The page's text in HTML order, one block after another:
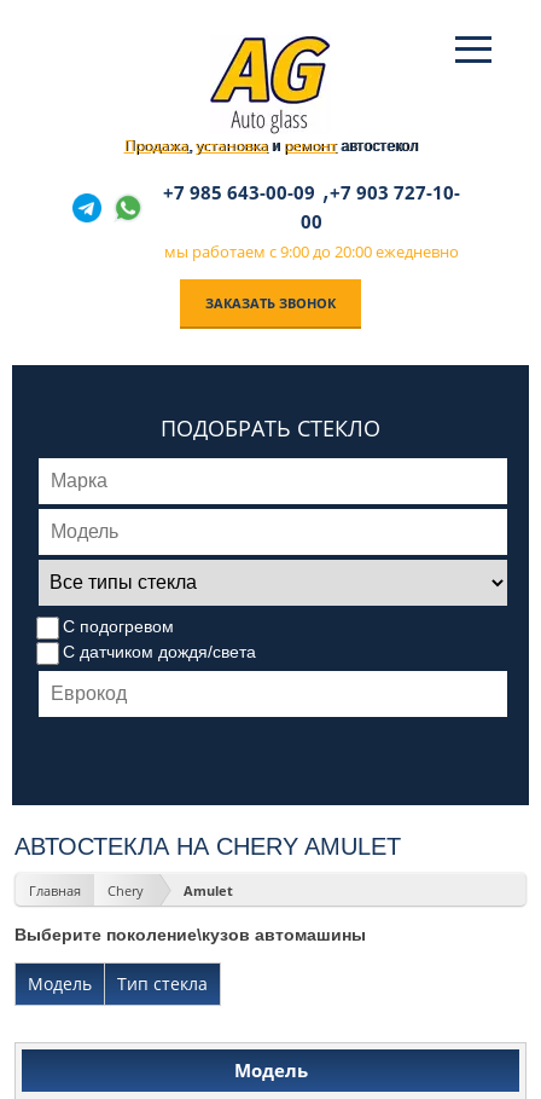
Продажа,установкаи ремонтавтостекол
+7 985 643-00-09 ,+7 903 727-10-
00
мы работаем с 9:00 до 20:00 ежедневно
ЗАКАЗАТЬ ЗВОНОК
ПОДОБРАТЬ СТЕКЛО
С подогревом
С датчиком дождя/света
АВТОСТЕКЛА НА CHERY AMULET
Главная Chery Amulet
Выберите поколение\кузов автомашины
Модель Тип стекла